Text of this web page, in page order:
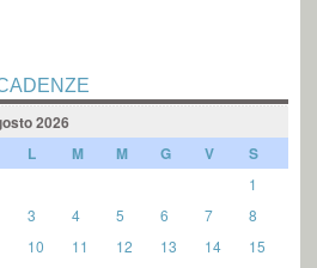
2026
L M M G V S
1
3 4 5 6 7
8
10 11 12 13 14
15